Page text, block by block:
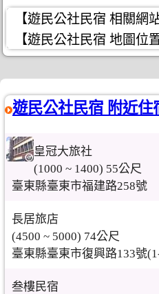
【遊民公社民宿 相關網站
【遊民公社民宿 地圖位置
遊民公社民宿 附近住
皇冠大旅社
(1000 ~ 1400) 55公尺
臺東縣臺東市福建路258號
長居旅店
(4500 ~ 5000) 74公尺
臺東縣臺東市復興路133號
叁樓民宿